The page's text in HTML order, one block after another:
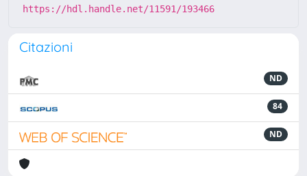
https://hdl.handle.net/11591/193466
Citazioni
ND
84
ND